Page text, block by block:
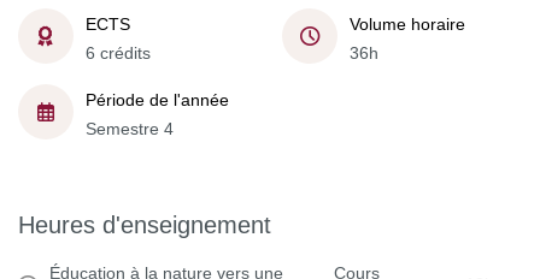
ECTS
6 crédits
Volume horaire
36h
Période de l'année
Semestre 4
Heures d'enseignement
Éducation à la nature vers une
Cours